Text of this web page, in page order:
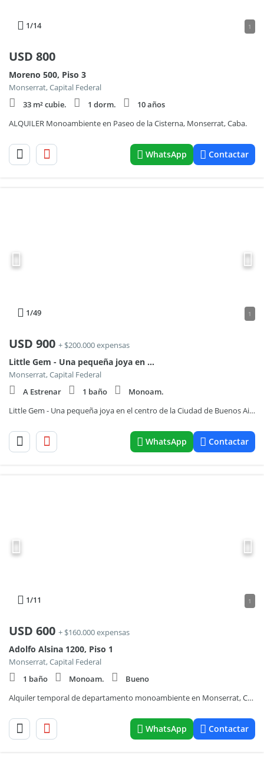
1/14 1
USD 800
Moreno 500, Piso 3
Monserrat, Capital Federal
33 m² cubie.
1 dorm.
10 años
ALQUILER Monoambiente en Paseo de la Cisterna, Monserrat, Caba.
WhatsApp Contactar
1/49 1
USD 900 + $200.000 expensas
Little Gem - Una pequeña joya en el centro de la Ciudad de Buenos Aires!
Monserrat, Capital Federal
A Estrenar
1 baño
Monoam.
Little Gem - Una pequeña joya en el centro de la Ciudad de Buenos Aires!
WhatsApp Contactar
1/11 1
USD 600 + $160.000 expensas
Adolfo Alsina 1200, Piso 1
Monserrat, Capital Federal
1 baño
Monoam.
Bueno
Alquiler temporal de departamento monoambiente en Monserrat, Capital Federal
WhatsApp Contactar